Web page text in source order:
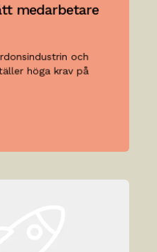
medarbetare
och
höga krav på